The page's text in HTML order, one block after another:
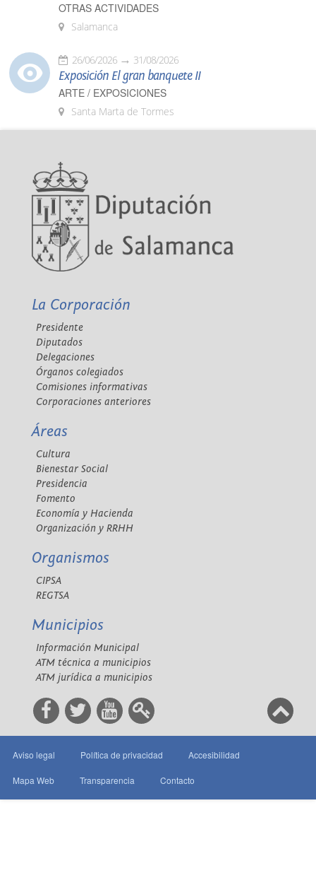
OTRAS ACTIVIDADES
Salamanca
26/06/2026 31/08/2026
Exposición El gran banquete II
ARTE / EXPOSICIONES
Santa Marta de Tormes
La Corporación
Presidente
Diputados
Delegaciones
Órganos colegiados
Comisiones informativas
Corporaciones anteriores
Áreas
Cultura
Bienestar Social
Presidencia
Fomento
Economía y Hacienda
Organización y RRHH
Organismos
CIPSA
REGTSA
Municipios
Información Municipal
ATM técnica a municipios
ATM jurídica a municipios
Aviso legal Política de privacidad Accesibilidad
Mapa Web Transparencia Contacto